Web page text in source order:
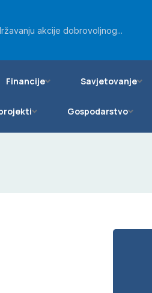
podržalo darovanje zemljišta...
Financije Savjetovanje
Gospodarstvo